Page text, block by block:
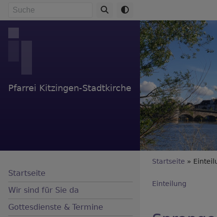
Direkt
Inhalt
Pfarrei Kitzingen-Stadtkirche
Startseite
Wir sind für Sie da
Gottesdienste & Termine
Startseite
Einteilung